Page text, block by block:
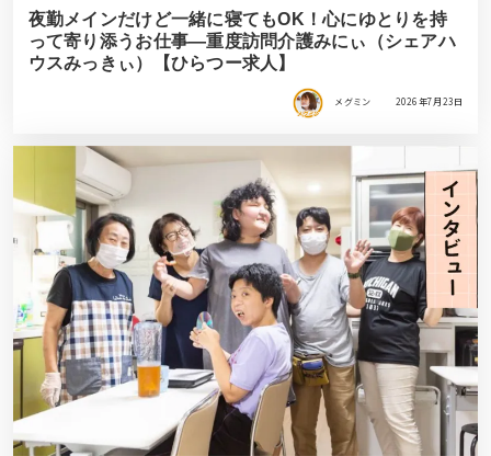
夜勤メインだけど一緒に寝てもOK！心にゆとりを持
って寄り添うお仕事―重度訪問介護みにぃ（シェアハ
ウスみっきぃ）【ひらつー求人】
メグミン 2026年7月23日